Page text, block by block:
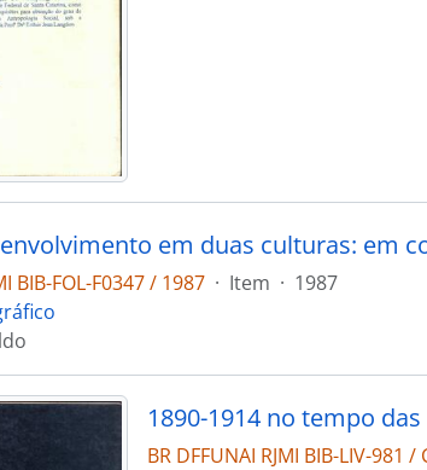
BIB-FOL-F0347 / 1987 · Item · 1987
1890-1914 no tempo
BR DFFUNAI RJMI BIB-LIV-981